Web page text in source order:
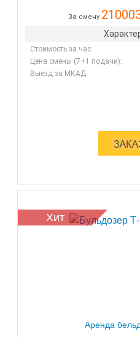
За смену 21000
Стоимость за час:
Цена смены (7+1 подачи):
Выезд за МКАД:
Хит
Аренда